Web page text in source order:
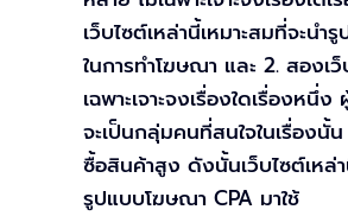
เว็บไซต์เหล่านี้เหมาะสมที่จะนำ
ในการทำโฆษณา และ 2. สองเ
เฉพาะเจาะจงเรื่องใดเรื่องหนึ่
จะเป็นกลุ่มคนที่สนใจในเรื่องนั้
ซื้อสินค้าสูง ดังนั้นเว็บไซต์เหล่า
รูปแบบโฆษณา CPA มาใช้